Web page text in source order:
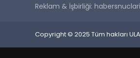
Reklam & İşbirliği:
Copyright © 2025 Tüm hakları